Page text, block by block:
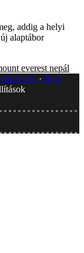
addig a helyi
alaptábor
everest nepál
kezelése
Jogi